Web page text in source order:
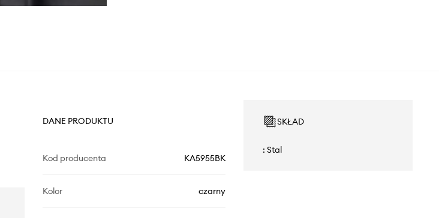
DANE PRODUKTU
Kod producenta KA5955BK
Kolor czarny
SKŁAD
: Stal